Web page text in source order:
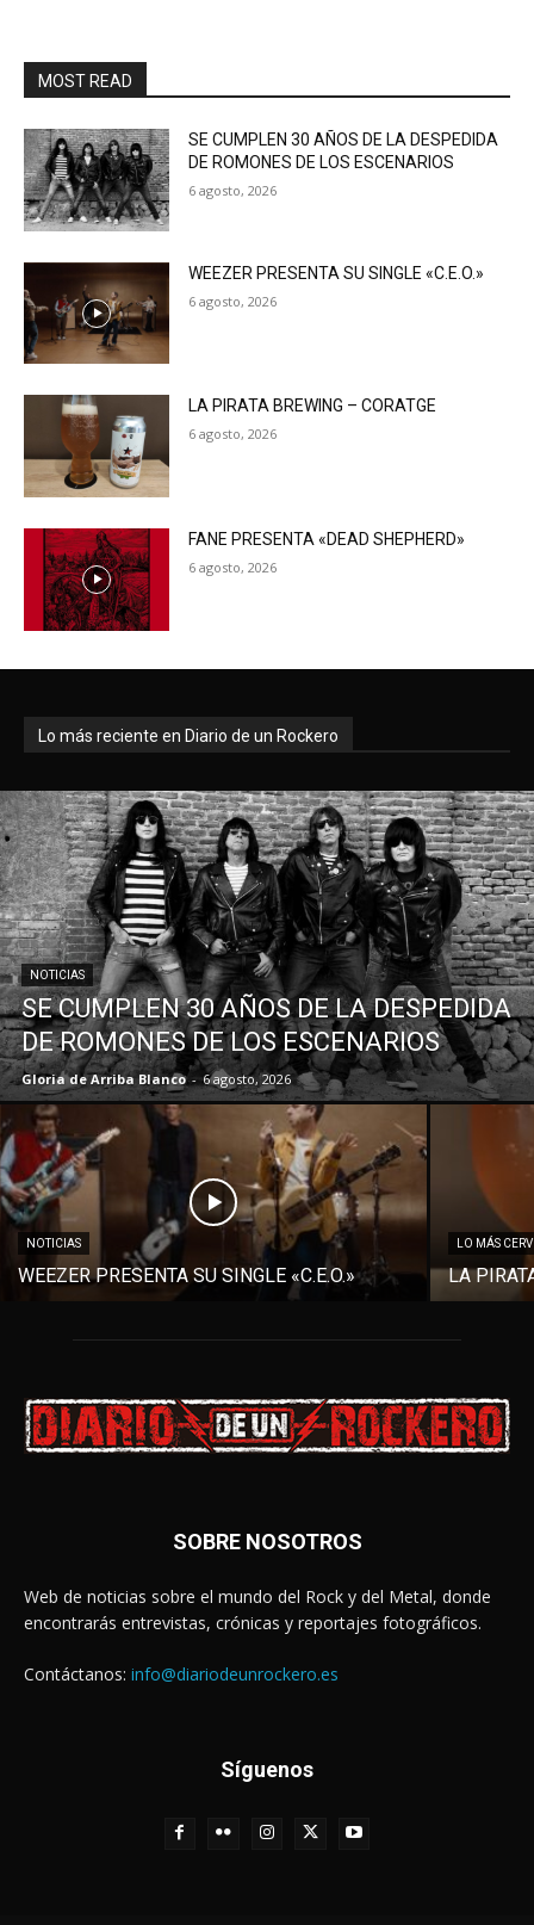
MOST READ
SE CUMPLEN 30 AÑOS DE LA DESPEDIDA
DE ROMONES DE LOS ESCENARIOS
6 agosto, 2026
WEEZER PRESENTA SU SINGLE «C.E.O.»
6 agosto, 2026
LA PIRATA BREWING – CORATGE
6 agosto, 2026
FANE PRESENTA «DEAD SHEPHERD»
6 agosto, 2026
Lo más reciente en Diario de un Rockero
NOTICIAS
SE CUMPLEN 30 AÑOS DE LA DESPEDIDA
DE ROMONES DE LOS ESCENARIOS
Gloria de Arriba Blanco - 6 agosto, 2026
NOTICIAS
WEEZER PRESENTA SU SINGLE «C.E.O.»
LO MÁS
LA
SOBRE NOSOTROS
Web de noticias sobre el mundo del Rock y del Metal, donde
encontrarás entrevistas, crónicas y reportajes fotográficos.
Contáctanos: info@diariodeunrockero.es
Síguenos